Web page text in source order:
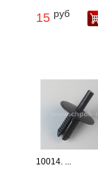
15 руб
10014. ...